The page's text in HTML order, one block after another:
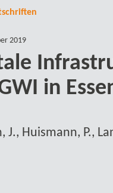
2019
in
J., Huismann, P.,